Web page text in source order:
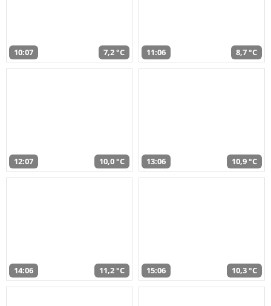
10:07 7,2 °C 11:06 8,7 °C
12:07 10,0 °C 13:06 10,9 °C
14:06 11,2 °C 15:06 10,3 °C